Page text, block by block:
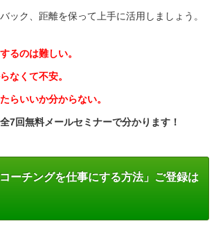
ック、距離を保って上手に活用しましょう。
るのは難しい。
なくて不安。
らいいか分からない。
7回無料メールセミナーで分かります！
ーチングを仕事にする方法」ご登録は